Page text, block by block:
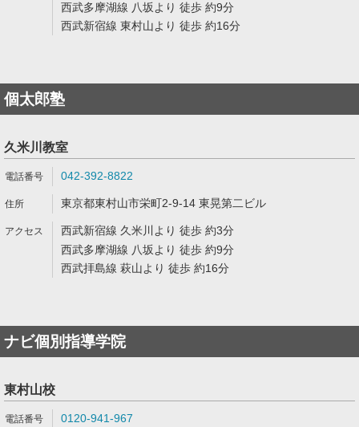
西武多摩湖線 八坂より 徒歩 約9分
西武新宿線 東村山より 徒歩 約16分
個太郎塾
久米川教室
042-392-8822
東京都東村山市栄町2-9-14 東晃第二ビル
西武新宿線 久米川より 徒歩 約3分
西武多摩湖線 八坂より 徒歩 約9分
西武拝島線 萩山より 徒歩 約16分
ナビ個別指導学院
東村山校
0120-941-967